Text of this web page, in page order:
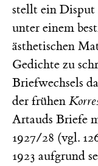
stellt ein Disput
unter einem
ästhetischen
Gedichte zu
Briefwechsels
der frühen
Artauds Briefe
1927/28 (vgl.
1923 aufgrund